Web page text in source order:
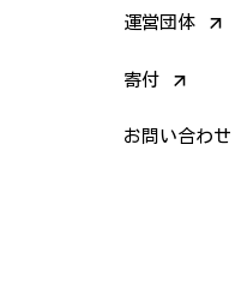
運営団体 arrow_forward
寄付 arrow_forward
お問い合わせ